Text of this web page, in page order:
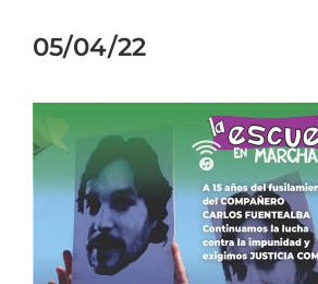
05/04/22